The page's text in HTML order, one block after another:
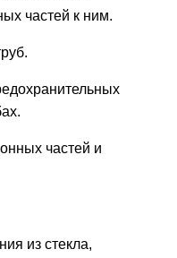
частей к ним.
частей и
из стекла,